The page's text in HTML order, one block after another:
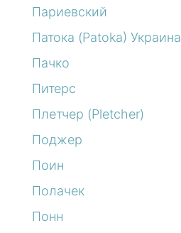
Париевский
Патока (Patoka) Украина
Пачко
Питерс
Плетчер (Pletcher)
Поджер
Поин
Полачек
Понн